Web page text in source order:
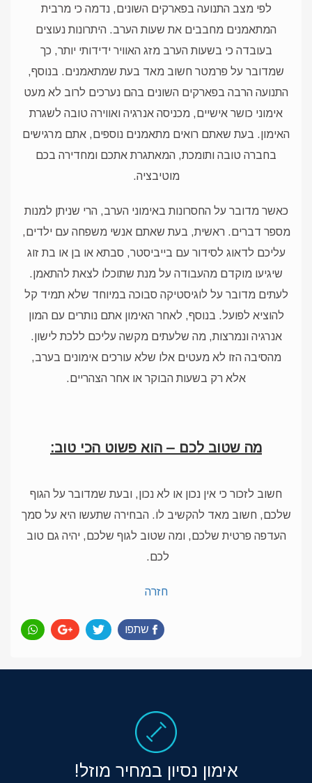
לפי מצב התנועה בפארקים השונים, נדמה כי מרבית
המתאמנים מחבבים את שעות הערב. היתרונות נעוצים
בעובדה כי בשעות הערב מזג האוויר ידידותי יותר, כך
שמדובר על פרמטר חשוב מאד בעת שמתאמנים. בנוסף,
התנועה הרבה בפארקים השונים בהם נערכים לרוב לא מעט
אימוני כושר אישיים, מכניסה אנרגיה ואווירה טובה לשגרת
האימון. בעת שאתם רואים מתאמנים נוספים, אתם מרגישים
בחברה טובה ותומכת, המאתגרת אתכם ומחדירה בכם
מוטיבציה.
כאשר מדובר על החסרונות באימוני הערב, הרי שניתן למנות
מספר דברים. ראשית, בעת שאתם אנשי משפחה עם ילדים,
עליכם לדאוג לסידור עם בייביסטר, סבתא או בן או בת זוג
שיגיעו מוקדם מהעבודה על מנת שתוכלו לצאת להתאמן.
לעתים מדובר על לוגיסטיקה סבוכה במיוחד שלא תמיד קל
להוציא לפועל. בנוסף, לאחר האימון אתם נותרים עם המון
אנרגיה ונמרצות, מה שלעתים מקשה עליכם ללכת לישון.
מהסיבה הזו לא מעטים אלו שלא עורכים אימונים בערב,
אלא רק בשעות הבוקר או אחר הצהריים.
מה שטוב לכם – הוא פשוט הכי טוב:
חשוב לזכור כי אין נכון או לא נכון, ובעת שמדובר על הגוף
שלכם, חשוב מאד להקשיב לו. הבחירה שתעשו היא על סמך
העדפה פרטית שלכם, ומה שטוב לגוף שלכם, יהיה גם טוב
לכם.
חזרה
שתפו
אימון נסיון במחיר מוזל!